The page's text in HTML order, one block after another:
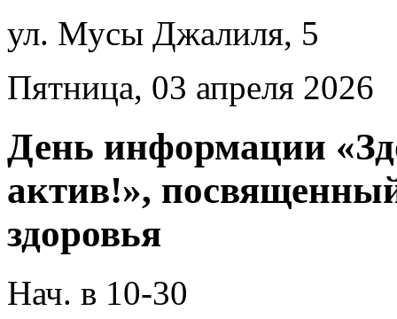
ул. Мусы Джалиля, 5
Пятница, 03 апреля 2026
День информации
актив!»,
здоровья
Нач. в 10-30